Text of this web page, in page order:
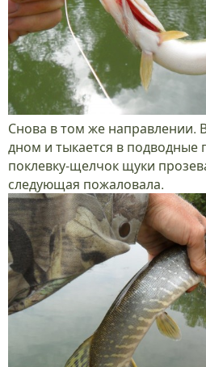
Снова в том же направлении.
дном и тыкается в подводные
поклевку-щелчок щуки
следующая пожаловала.